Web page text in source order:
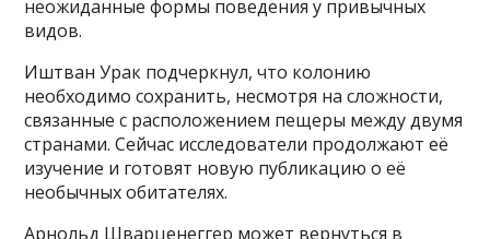
неожиданные формы поведения у привычных
видов.
Иштван Урак подчеркнул, что колонию
необходимо сохранить, несмотря на сложности,
связанные с расположением пещеры между двумя
странами. Сейчас исследователи продолжают её
изучение и готовят новую публикацию о её
необычных обитателях.
Арнольд Шварценеггер может вернуться в